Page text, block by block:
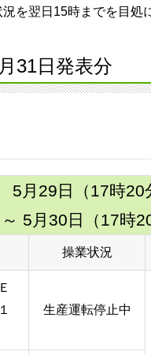
を翌日15時までを目処
31日発表分
5月29日（17時20
～ 5月30日（17時
操業状況
生産運転停止中